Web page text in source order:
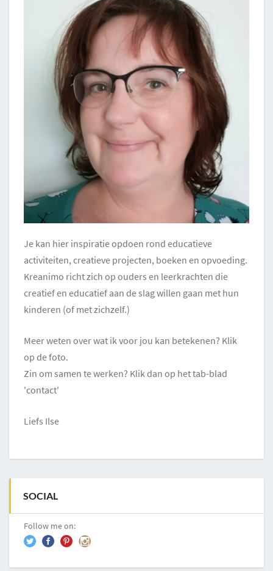
Je kan hier inspiratie opdoen rond educatieve
activiteiten, creatieve projecten, boeken en opvoeding.
Kreanimo richt zich op ouders en leerkrachten die
creatief en educatief aan de slag willen gaan met hun
kinderen (of met zichzelf.)
Meer weten over wat ik voor jou kan betekenen? Klik
op de foto.
Zin om samen te werken? Klik dan op het tab-blad
'contact'
Liefs Ilse
SOCIAL
Follow me on: